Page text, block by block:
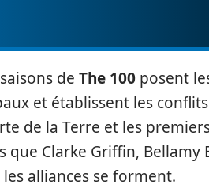
de The 100 posent
et établissent les
de la Terre et les
que Clarke Griffin, Bellamy
alliances se forment.